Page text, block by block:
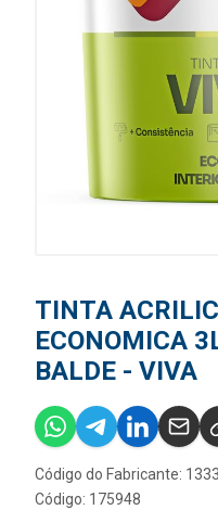
TINTA
ECONOMICA
BALDE - VIVA
Código do Fabricante:
Código: 175948